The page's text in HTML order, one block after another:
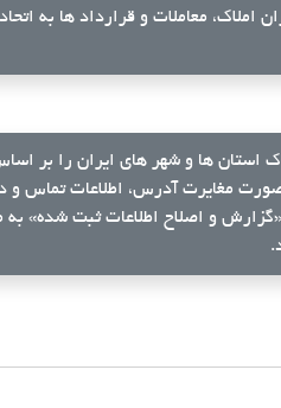
معاملات و قرارداد ها به
استان ها و شهر های ایران را بر
مغایرت آدرس، اطلاعات تماس و
«گزارش و اصلاح اطلاعات ثبت شده» به